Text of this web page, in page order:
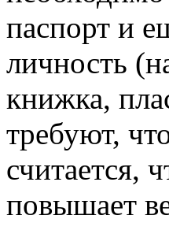
паспорт и
личность
книжка,
требуют,
считается,
повышает